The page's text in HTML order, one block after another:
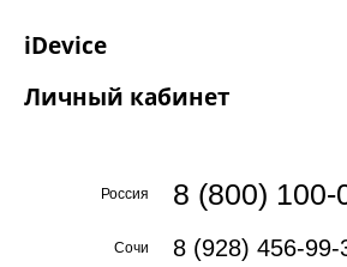
iDevice
Личный кабинет
Россия 8 (800) 100-
Сочи 8 (928) 456-99-